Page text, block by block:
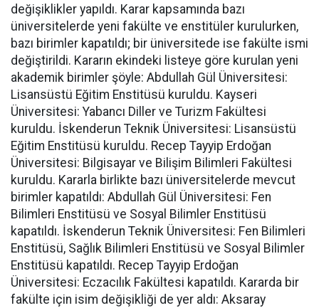
değişiklikler yapıldı. Karar kapsamında bazı
üniversitelerde yeni fakülte ve enstitüler kurulurken,
bazı birimler kapatıldı; bir üniversitede ise fakülte ismi
değiştirildi. Kararın ekindeki listeye göre kurulan yeni
akademik birimler şöyle: Abdullah Gül Üniversitesi:
Lisansüstü Eğitim Enstitüsü kuruldu. Kayseri
Üniversitesi: Yabancı Diller ve Turizm Fakültesi
kuruldu. İskenderun Teknik Üniversitesi: Lisansüstü
Eğitim Enstitüsü kuruldu. Recep Tayyip Erdoğan
Üniversitesi: Bilgisayar ve Bilişim Bilimleri Fakültesi
kuruldu. Kararla birlikte bazı üniversitelerde mevcut
birimler kapatıldı: Abdullah Gül Üniversitesi: Fen
Bilimleri Enstitüsü ve Sosyal Bilimler Enstitüsü
kapatıldı. İskenderun Teknik Üniversitesi: Fen Bilimleri
Enstitüsü, Sağlık Bilimleri Enstitüsü ve Sosyal Bilimler
Enstitüsü kapatıldı. Recep Tayyip Erdoğan
Üniversitesi: Eczacılık Fakültesi kapatıldı. Kararda bir
fakülte için isim değişikliği de yer aldı: Aksaray